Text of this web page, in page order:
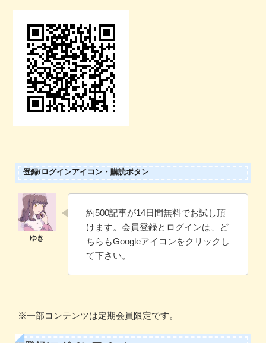
登録/ログインアイコン・購読ボタン
約500記事が14日間無料でお試し頂
けます。会員登録とログインは、ど
ちらもGoogleアイコンをクリックし
て下さい。
※一部コンテンツは定期会員限定です。